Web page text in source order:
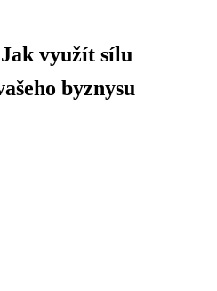
využít sílu
byznysu